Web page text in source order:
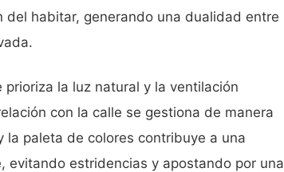
habitar, generando una dualidad entre
la luz natural y la ventilación
con la calle se gestiona de manera
paleta de colores contribuye a una
evitando estridencias y apostando por una